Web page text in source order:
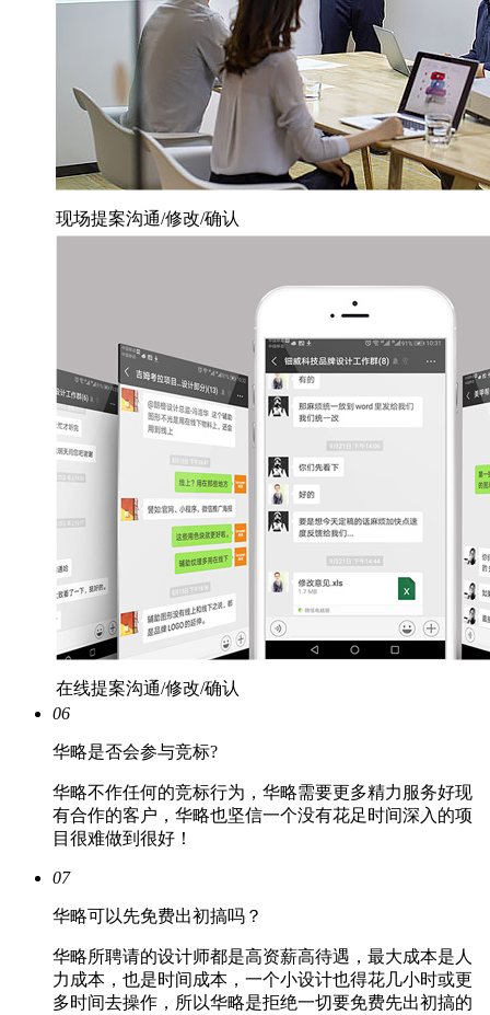
现场提案沟通/修改/确认
在线提案沟通/修改/确认
06
华略是否会参与竞标?
华略不作任何的竞标行为，华略需要更多精力服务好现
有合作的客户，华略也坚信一个没有花足时间深入的项
目很难做到很好！
07
华略可以先免费出初搞吗？
华略所聘请的设计师都是高资薪高待遇，最大成本是人
力成本，也是时间成本，一个小设计也得花几小时或更
多时间去操作，所以华略是拒绝一切要免费先出初搞的